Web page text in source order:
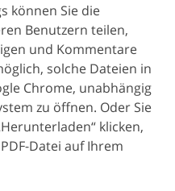
können Sie die
Benutzern teilen,
und Kommentare
solche Dateien in
Chrome, unabhängig
zu öffnen. Oder Sie
klicken,
Datei auf Ihrem